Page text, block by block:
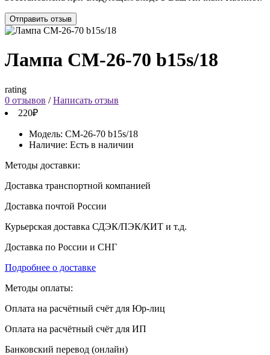
Отправить отзыв
Лампа СМ-26-70 b15s/18
rating
0 отзывов /Написать отзыв
220₽
Модель: СМ-26-70 b15s/18
Наличие: Есть в наличии
Методы доставки:
Доставка транспортной компанией
Доставка почтой России
Курьерская доставка СДЭК/ПЭК/КИТ и т.д.
Доставка по России и СНГ
Подробнее о доставке
Методы оплаты:
Оплата на расчётный счёт для Юр-лиц
Оплата на расчётный счёт для ИП
Банковский перевод (онлайн)